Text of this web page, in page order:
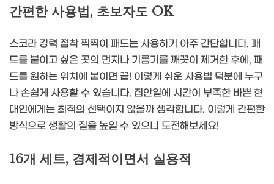
간편한 사용법, 초보자도 OK
스코라 강력 접착 찍찍이 패드는 사용하기 아주 간단합니다. 패
드를 붙이고 싶은 곳의 먼지나 기름기를 깨끗이 제거한 후에, 패
드를 원하는 위치에 붙이면 끝! 이렇게 쉬운 사용법 덕분에 누구
나 손쉽게 사용할 수 있습니다. 집안일에 시간이 부족한 바쁜 현
대인에게는 최적의 선택이지 않을까 생각합니다. 이렇게 간편한
방식으로 생활의 질을 높일 수 있으니 도전해보세요!
16개 세트, 경제적이면서 실용적